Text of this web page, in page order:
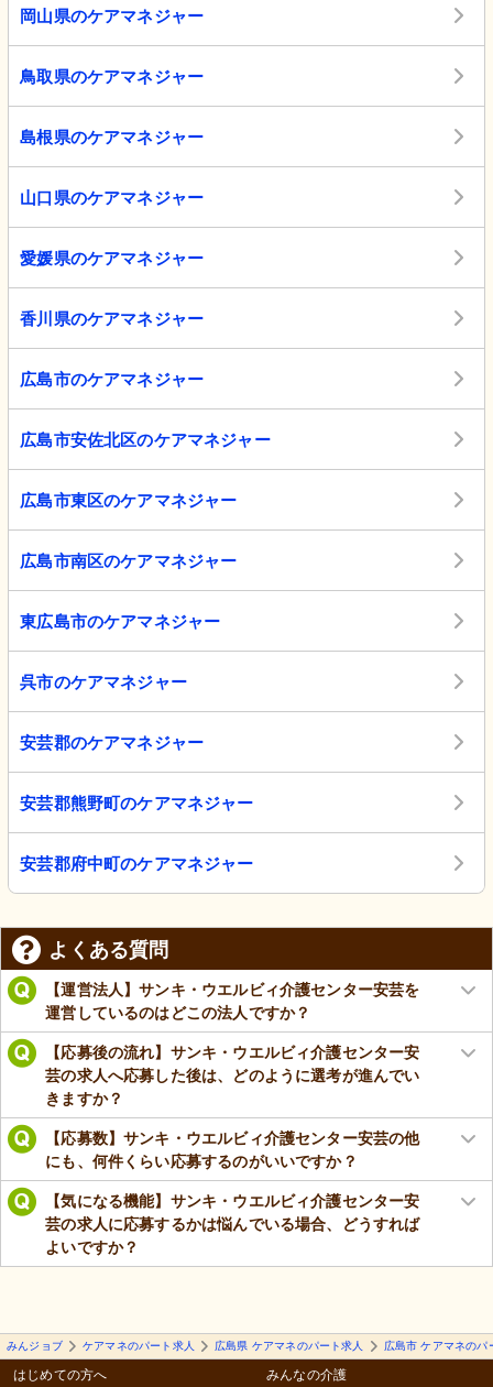
岡山県のケアマネジャー
鳥取県のケアマネジャー
島根県のケアマネジャー
山口県のケアマネジャー
愛媛県のケアマネジャー
香川県のケアマネジャー
広島市のケアマネジャー
広島市安佐北区のケアマネジャー
広島市東区のケアマネジャー
広島市南区のケアマネジャー
東広島市のケアマネジャー
呉市のケアマネジャー
安芸郡のケアマネジャー
安芸郡熊野町のケアマネジャー
安芸郡府中町のケアマネジャー
よくある質問
【運営法人】サンキ・ウエルビィ介護センター安芸を
運営しているのはどこの法人ですか？
【応募後の流れ】サンキ・ウエルビィ介護センター安
芸の求人へ応募した後は、どのように選考が進んでい
きますか？
【応募数】サンキ・ウエルビィ介護センター安芸の他
にも、何件くらい応募するのがいいですか？
【気になる機能】サンキ・ウエルビィ介護センター安
芸の求人に応募するかは悩んでいる場合、どうすれば
よいですか？
みんジョブ ケアマネのパート求人 広島県 ケアマネのパート求人 広島市 ケアマネのパ
はじめての方へ みんなの介護